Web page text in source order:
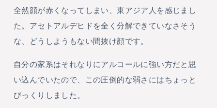
全然顔が赤くなってしまい、東アジア人を感じまし
た。アセトアルデヒドを全く分解できていなさそう
な、どうしようもない間抜け顔です。
自分の家系はそれなりにアルコールに強い方だと思
い込んでいたので、この圧倒的な弱さにはちょっと
びっくりしました。